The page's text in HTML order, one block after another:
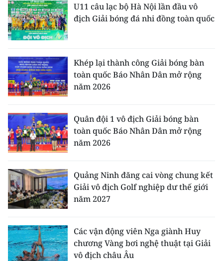
U11 câu lạc bộ Hà Nội lần đầu vô
địch Giải bóng đá nhi đồng toàn quốc
Khép lại thành công Giải bóng bàn
toàn quốc Báo Nhân Dân mở rộng
năm 2026
Quân đội 1 vô địch Giải bóng bàn
toàn quốc Báo Nhân Dân mở rộng
năm 2026
Quảng Ninh đăng cai vòng chung kết
Giải vô địch Golf nghiệp dư thế giới
năm 2027
Các vận động viên Nga giành Huy
chương Vàng bơi nghệ thuật tại Giải
vô địch châu Âu